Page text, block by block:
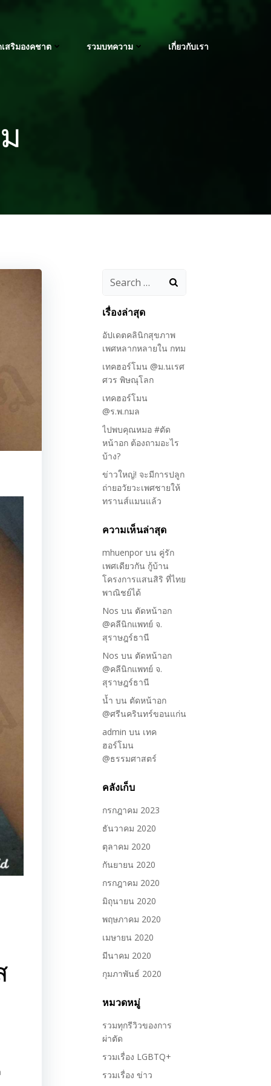
สริมองคชาต รวมบทความ เกี่ยวกับเรา
Search
เรื่องล่าสุด
อัปเดตคลินิกสุขภาพ
เพศหลากหลายใน กทม
เทคฮอร์โมน @ม.นเรศ
ศวร พิษณุโลก
เทคฮอร์โมน
@ร.พ.กมล
ไปพบคุณหมอ #ตัด
หน้าอก ต้องถามอะไร
บ้าง?
ข่าวใหญ่! จะมีการปลูก
ถ่ายอวัยวะเพศชายให้
ทรานส์แมนแล้ว
ความเห็นล่าสุด
mhuenporบน คู่รัก
เพศเดียวกัน กู้บ้าน
โครงการแสนสิริ ที่ไทย
พาณิชย์ได้
Nos บน ตัดหน้าอก
@คลีนิกแพทย์ จ.
สุราษฎร์ธานี
Nos บน ตัดหน้าอก
@คลีนิกแพทย์ จ.
สุราษฎร์ธานี
น้ำ บน ตัดหน้าอก
@ศรีนครินทร์ขอนแก่น
admin บน เทค
ฮอร์โมน
@ธรรมศาสตร์
คลังเก็บ
กรกฎาคม 2023
ธันวาคม 2020
ตุลาคม 2020
กันยายน 2020
กรกฎาคม 2020
มิถุนายน 2020
พฤษภาคม 2020
เมษายน 2020
มีนาคม 2020
กุมภาพันธ์ 2020
หมวดหมู่
รวมทุกรีวิวของการ
ผ่าตัด
รวมเรื่อง LGBTQ+
รวมเรื่อง ข่าว